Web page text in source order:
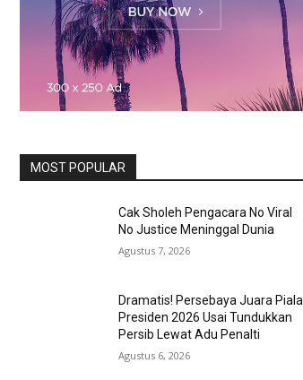
MOST POPULAR
Cak Sholeh Pengacara No Viral
No Justice Meninggal Dunia
Agustus 7, 2026
Dramatis! Persebaya Juara Piala
Presiden 2026 Usai Tundukkan
Persib Lewat Adu Penalti
Agustus 6, 2026